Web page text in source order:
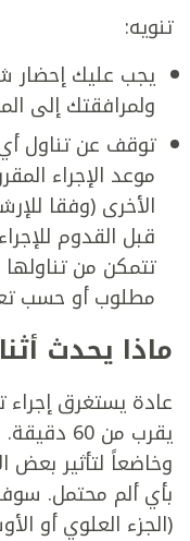
تنويه:
يجب عليك إحضار
ولمرافقتك إلى
موعد الإجراء
الأخرى (وفقا
قبل القدوم
تتمكن من
مطلوب أو حسب
ماذا يحدث
عادة يستغرق إجراء
يقرب
وخاضعاً لتأثير بعض
بأي ألم محتمل.
(الجزء العلوي أو